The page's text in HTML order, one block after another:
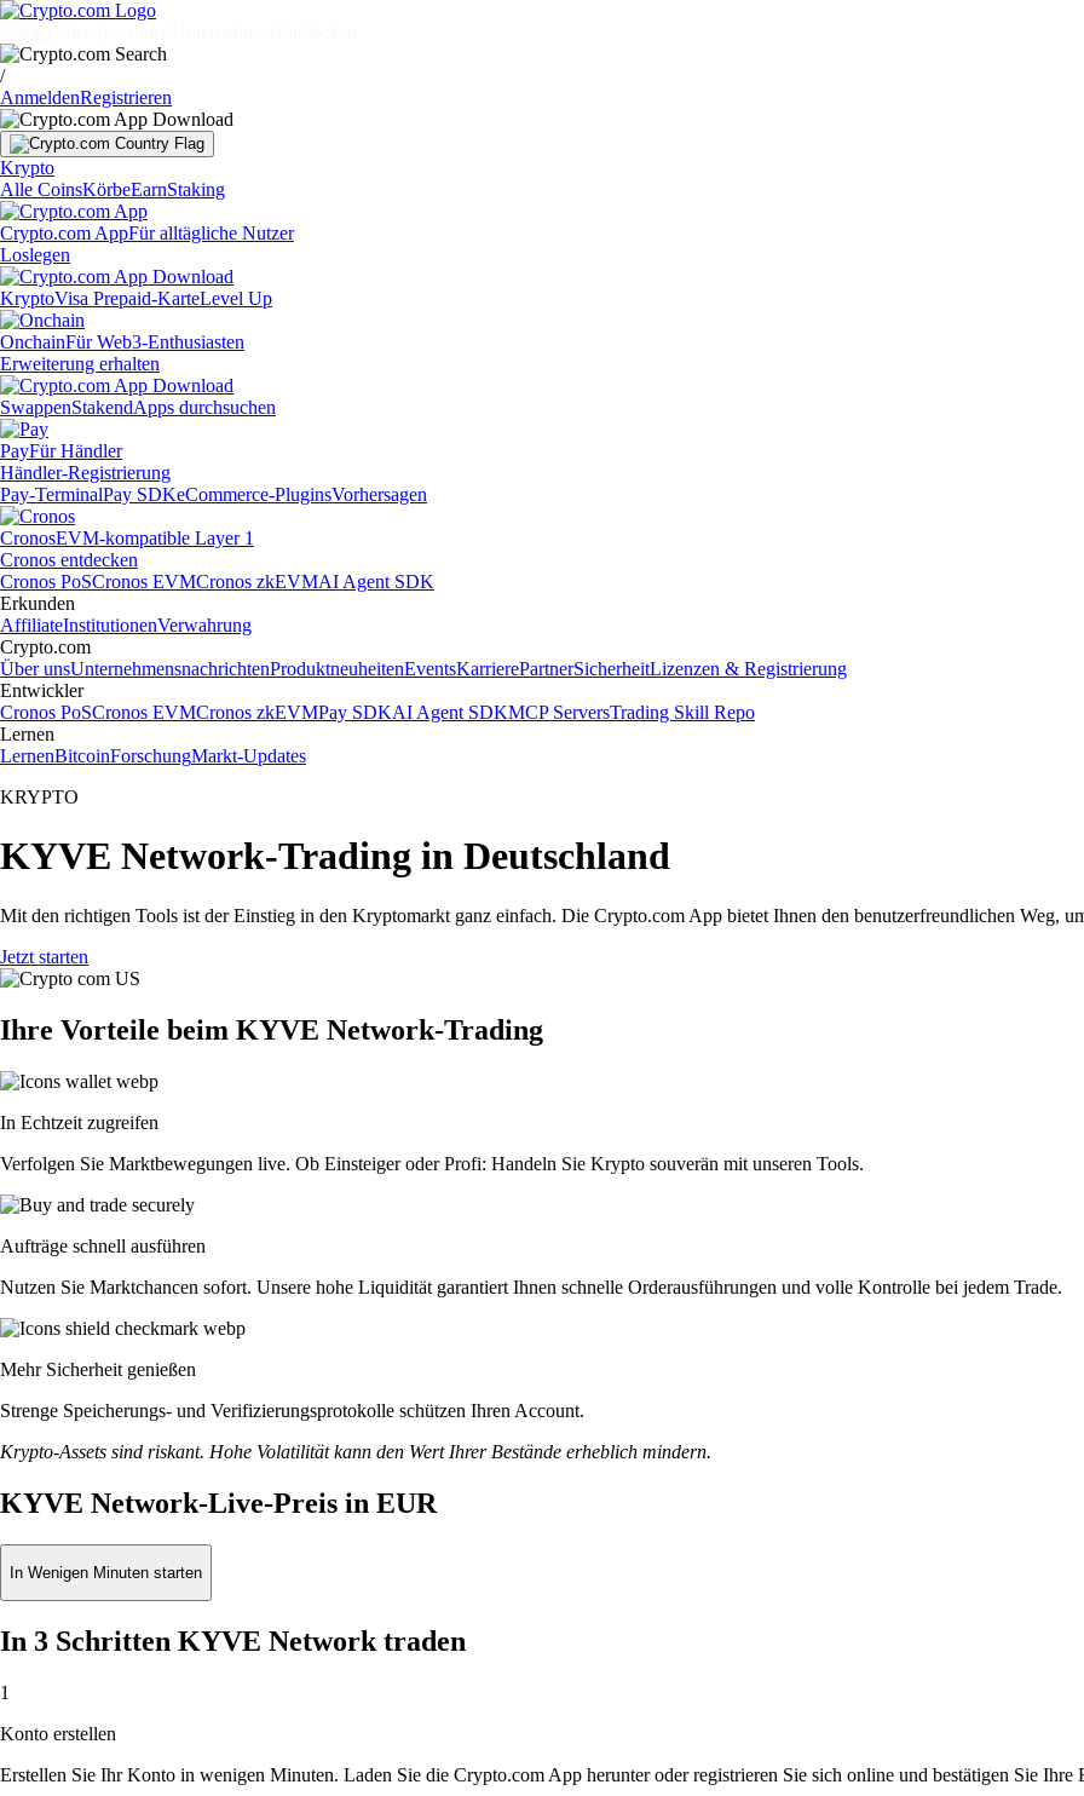
/
AnmeldenRegistrieren
Krypto
Alle CoinsKörbeEarnStaking
Crypto.com AppFür alltägliche Nutzer
Loslegen
KryptoVisa Prepaid-KarteLevel Up
OnchainFür Web3-Enthusiasten
Erweiterung erhalten
SwappenStakendApps durchsuchen
PayFür Händler
Händler-Registrierung
Pay-TerminalPay SDKeCommerce-PluginsVorhersagen
CronosEVM-kompatible Layer 1
Cronos entdecken
Cronos PoSCronos EVMCronos zkEVMAI Agent SDK
Erkunden
AffiliateInstitutionenVerwahrung
Crypto.com
Über unsUnternehmensnachrichtenProduktneuheitenEventsKarrierePartnerSicherheitLizenzen & Registrierung
Entwickler
Cronos PoSCronos EVMCronos zkEVMPay SDKAI Agent SDKMCP ServersTrading Skill Repo
Lernen
LernenBitcoinForschungMarkt-Updates
KRYPTO
KYVE Network-Trading in Deutschland
Mit den richtigen Tools ist der Einstieg in den Kryptomarkt ganz einfach. Die Crypto.com App bietet Ihnen den benutzerfreundlichen Weg,
Jetzt starten
Ihre Vorteile beim KYVE Network-Trading
In Echtzeit zugreifen
Verfolgen Sie Marktbewegungen live. Ob Einsteiger oder Profi: Handeln Sie Krypto souverän mit unseren Tools.
Aufträge schnell ausführen
Nutzen Sie Marktchancen sofort. Unsere hohe Liquidität garantiert Ihnen schnelle Orderausführungen und volle Kontrolle bei jedem Trade.
Mehr Sicherheit genießen
Strenge Speicherungs- und Verifizierungsprotokolle schützen Ihren Account.
Krypto-Assets sind riskant. Hohe Volatilität kann den Wert Ihrer Bestände erheblich mindern.
KYVE Network-Live-Preis in EUR
In Wenigen Minuten starten
In 3 Schritten KYVE Network traden
1
Konto erstellen
Erstellen Sie Ihr Konto in wenigen Minuten. Laden Sie die Crypto.com App herunter oder registrieren Sie sich online und bestätigen Sie Ihre